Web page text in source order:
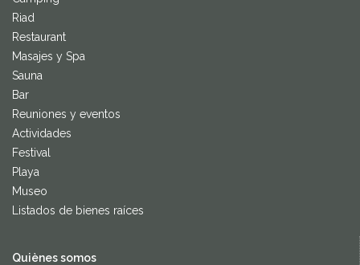
Riad
Restaurant
Masajes y Spa
Sauna
Bar
Reuniones y eventos
Actividades
Festival
Playa
Museo
Listados de bienes raíces
Quiènes somos